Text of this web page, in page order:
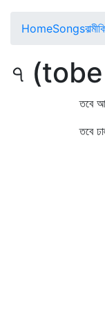
HomeSongs
৭
তবে আয় সবে
তবে ঢাল্‌